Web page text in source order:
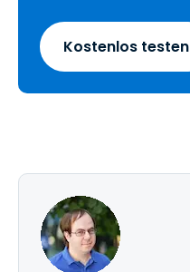
Kostenlos testen